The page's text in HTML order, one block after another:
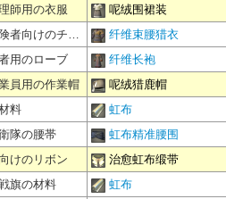
師用の衣服
呢绒围裙装
者向けのチ…
纤维束腰猎衣
用のローブ
纤维长袍
員用の作業帽
呢绒猎鹿帽
料
虹布
隊の腰帯
虹布精准腰围
けのリボン
治愈虹布缎带
旗の材料
虹布